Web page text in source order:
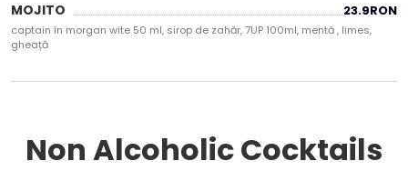
MOJITO 23.9RON
captain în morgan wite 50 ml, sirop de zahăr, 7UP 100ml, mentă , limes,
gheață
Non Alcoholic Cocktails